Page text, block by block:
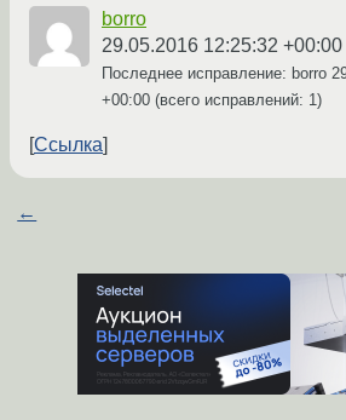
borro
29.05.2016 12:25:32 +00:00
Последнее исправление: borro
+00:00 (всего исправлений: 1)
Ссылка
←